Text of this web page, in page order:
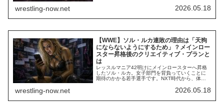
2026年にAEWからWWEへ移籍したロイス・キー
にメインロースターからのデビューを熱望。Royal
wrestling-now.net 2026.05.18
【WWE】ソル・ルカ連敗の理由は「天狗
にならないようにするため」？メインロー
スター昇格後のクリエイティブ・プランと
は
レッスルマニア42明けにメインロースターへ昇格
したソル・ルカ。女子部門を背負っていくことに
期待のかかる若手選手です。NXT時代から、体操
てきた彼女は、メインロースターとしてもスター
た。しかし、デビューから勝ち星なし。意外な展
wrestling-now.net 2026.05.18